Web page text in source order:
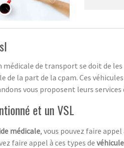
de transport se doit de
de la part de la cpam. Ces
vous proposent leurs
et un VSL
médicale, vous pouvez faire appel
faire appel à ces types de véhicule